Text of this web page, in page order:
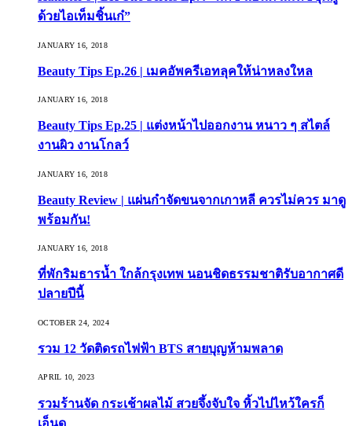
ด้วยไอเท็มชิ้นเก๋”
JANUARY 16, 2018
Beauty Tips Ep.26 | เมคอัพครีเอทลุคให้น่าหลงใหล
JANUARY 16, 2018
Beauty Tips Ep.25 | แต่งหน้าไปออกงาน หนาว ๆ สไตล์
งานผิว งานโกลว์
JANUARY 16, 2018
Beauty Review | แผ่นกำจัดขนจากเกาหลี ควรไม่ควร มาดู
พร้อมกัน!
JANUARY 16, 2018
ที่พักริมธารน้ำ ใกล้กรุงเทพ นอนชิดธรรมชาติรับอากาศดี
ปลายปีนี้
OCTOBER 24, 2024
รวม 12 วัดติดรถไฟฟ้า BTS สายบุญห้ามพลาด
APRIL 10, 2023
รวมร้านจัด กระเช้าผลไม้ สวยจึ้งจับใจ หิ้วไปไหว้ใครก็
เอ็นดู